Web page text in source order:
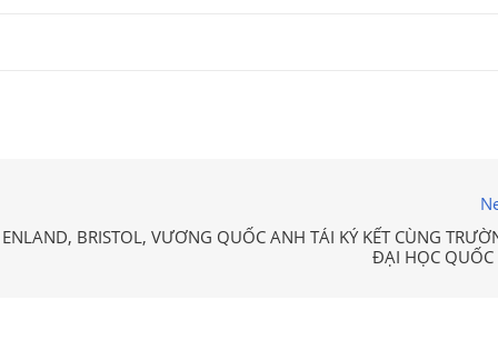
BRISTOL, VƯƠNG QUỐC ANH TÁI KÝ KẾT CÙNG
ĐẠI HỌC QUỐC